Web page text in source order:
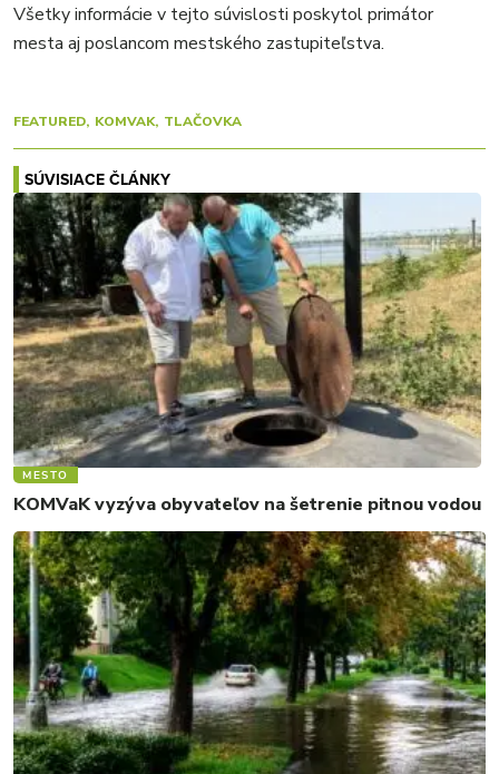
Všetky informácie v tejto súvislosti poskytol primátor
mesta aj poslancom mestského zastupiteľstva.
FEATURED KOMVAK TLAČOVKA
SÚVISIACE ČLÁNKY
MESTO
KOMVaK vyzýva obyvateľov na šetrenie pitnou vodou